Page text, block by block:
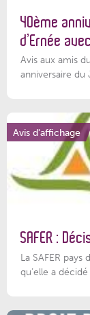
40ème
d’Ernée
Avis aux amis
anniversaire du
Avis d'affichage
SAFER :
La SAFER
qu’elle a décidé